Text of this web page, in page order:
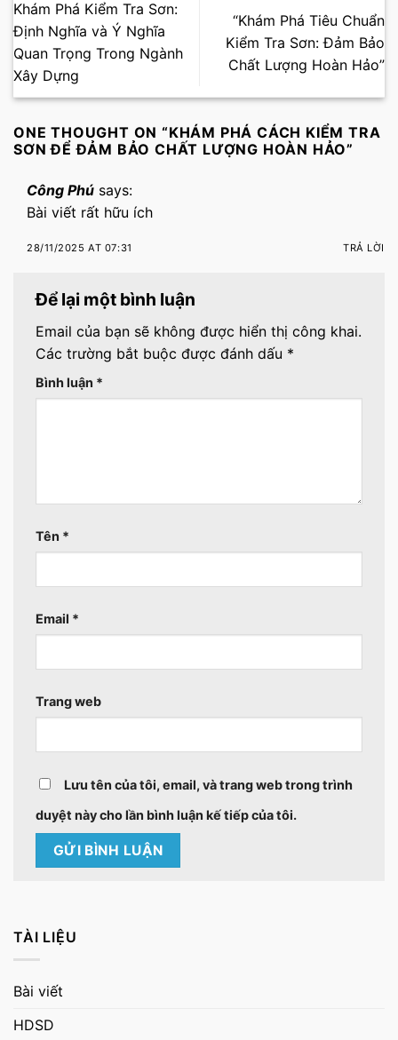
TÀI LIỆU
Bài viết
HDSD
Khám Phá Kiểm Tra Sơn:
Định Nghĩa và Ý Nghĩa
Quan Trọng Trong Ngành
Xây Dựng
“Khám Phá Tiêu Chuẩn
Kiểm Tra Sơn: Đảm Bảo
Chất Lượng Hoàn Hảo”
ONE THOUGHT ON “KHÁM PHÁ CÁCH KIỂM TRA
SƠN ĐỂ ĐẢM BẢO CHẤT LƯỢNG HOÀN HẢO”
Công Phú says:
Bài viết rất hữu ích
28/11/2025 AT 07:31 TRẢ LỜI
Để lại một bình luận
Email của bạn sẽ không được hiển thị công khai.
Các trường bắt buộc được đánh dấu *
Bình luận *
Tên *
Email *
Trang web
Lưu tên của tôi, email, và trang web trong trình
duyệt này cho lần bình luận kế tiếp của tôi.